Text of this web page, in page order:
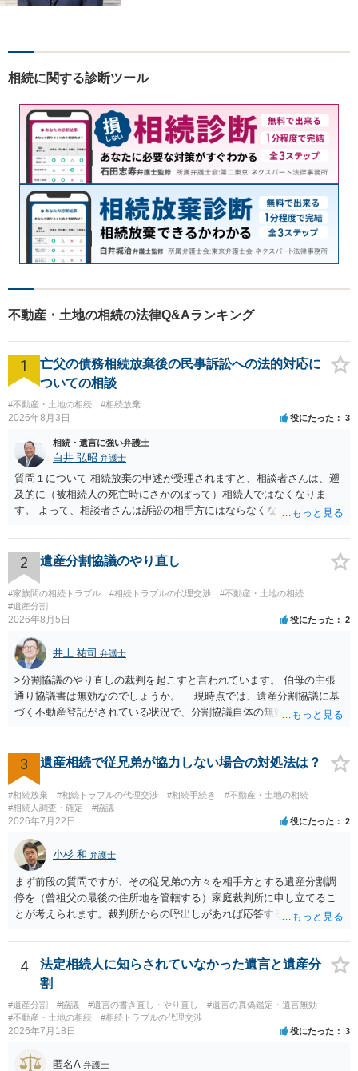
等複数士業の知識が必要な案
プクラスの豊富な実績。
相続に関する診断ツール
不動産・土地の相続の法律Q&Aランキング
1
亡父の債務相続放棄後の民事訴訟への法的対応に
ついての相談
#不動産・土地の相続 #相続放棄
2026年8月3日 役にたった 3
相続・遺言に強い弁護士
白井 弘昭 弁護士
質問１について 相続放棄の申述が受理されますと、相談者さんは、遡
及的に（被相続人の死亡時にさかのぼって）相続人ではなくなりま
す。 よって、相談者さんは訴訟の相手方にはならなくなるので（明け
理証明を家庭裁判所で取得し、コピーを答弁書に添えて裁判所に提出
してください。 質問２について 請求棄却を求める答弁書を提出すれ
ば、第１回期日は出席する必要がありません。その日は差支え（用事
があり出席できない）との記載で十分です。 質問３について 弁護士で
はないので、ｍｉｎｔｓでの提出の必要は無いと思います。郵送（期
限までに届けばよい）で十分です。 詳細は、書面記載の裁判所書記官
にお問い合わせください。 以上、ご参考まで。
2 遺産分割協議のやり直し
#家族間の相続トラブル #相続トラブルの代理交渉
#不動産・土地の相続
#遺産分割
2026年8月5日 役にたった 2
井上 祐司 弁護士
>分割協議のやり直しの裁判を起こすと言われています。 伯母の主張
通り協議書は無効なのでしょうか。 現時点では、遺産分割協議に基
づく不動産登記がされている状況で、分割協議自体の無効を裁判所が
方の訴訟の主張及び立証次第ですが、 ・御祖母様の認知能力に関する
医師の意見書、筆跡鑑定 が提出されればその効力が否定される可能性
はありますが、 ・伯母様自身が分割協議に加わっていること ・御祖母
様の意に反する遺産分割協議を行う実益が誰にあったかの立証が困難
であること からすると、実際に遺産分割協議の効力が否定される可能
性はそれほど高くない（立証のハードルは非常に高い）ということが
言えると思います。
3 遺産相続で従兄弟が協力しない場合の対処法は？
#相続放棄 #相続トラブルの代理交渉 #相続手続き
#不動産・土地の相続
#相続人調査・確定
#協議
2026年7月22日 役にたった 2
小杉 和 弁護士
まず前段の質問ですが、その従兄弟の方々を相手方とする遺産分割調
停を（曾祖父の最後の住所地を管轄する）家庭裁判所に申し立てるこ
とが考えられます。裁判所からの呼出しがあれば応答する可能性がま
能と思われます。時間が思った以上にないので必要書類をてきぱきと
揃える必要があります。その点是非御注意ください。
4
法定相続人に知らされていなかった遺言と遺産分
割
#遺産分割 #協議 #遺言の書き直し・やり直し
#遺言の真偽鑑定・遺言無効
#不動産・土地の相続
#相続トラブルの代理交渉
2026年7月18日 役にたった 3
匿名A 弁護士